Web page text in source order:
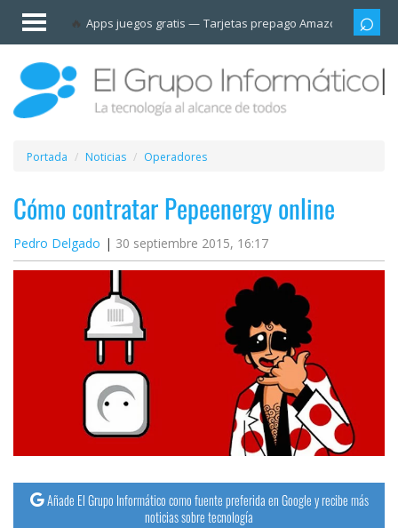
Apps juegos gratis Tarjetas prepago Amazon
Invitado
Iniciar
sesión /
Registrarse
Esenciales
Móviles
Ofertas
Apps
Plataformas
Operadores
Trucos
Portada Noticias Operadores
Cómo contratar Pepeenergy online
Pedro Delgado 30 septiembre 2015, 16:17
Añade El Grupo Informático como fuente preferida en Google y recibe más
noticias sobre tecnología